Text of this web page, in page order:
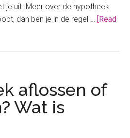
je uit. Meer over de hypotheek
dan ben je in de regel …
[Read
aflossen of
Wat is